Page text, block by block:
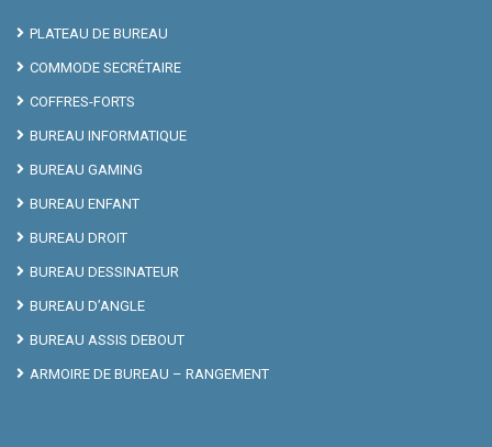
PLATEAU DE BUREAU
COMMODE SECRÉTAIRE
COFFRES-FORTS
BUREAU INFORMATIQUE
BUREAU GAMING
BUREAU ENFANT
BUREAU DROIT
BUREAU DESSINATEUR
BUREAU D’ANGLE
BUREAU ASSIS DEBOUT
ARMOIRE DE BUREAU – RANGEMENT